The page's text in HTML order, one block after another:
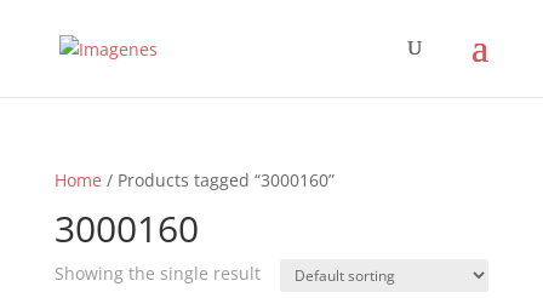
Home / Products tagged “3000160”
3000160
Showing the single result